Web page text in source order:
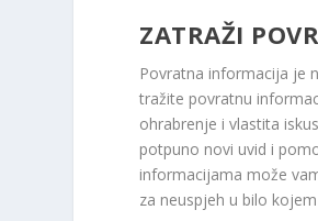
ZATRAŽI
Povratna informacija je
tražite povratnu
ohrabrenje i vlastita
potpuno novi uvid i
informacijama može
za neuspjeh u bilo